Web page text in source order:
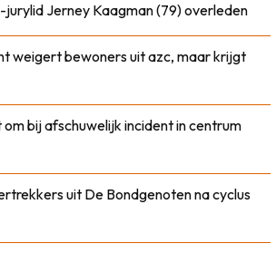
jurylid Jerney Kaagman (79) overleden
weigert bewoners uit azc, maar krijgt
bij afschuwelijk incident in centrum
uit De Bondgenoten na cyclus